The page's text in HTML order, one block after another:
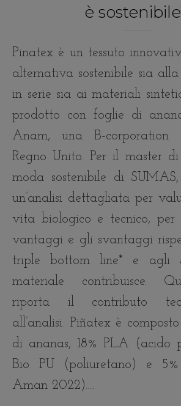
è
Pinatex è un tessuto innovativo creato come
alternativa sostenibile sia
in serie sia ai materiali
prodotto con foglie di
Anam, una B-corporation
Regno Unito. Per il master
moda sostenibile di
un’analisi dettagliata per
vita biologico e tecnico, per
vantaggi e gli svantaggi
triple bottom line* e agli
materiale contribuisce.
riporta il contributo
all’analisi. Piñatex è
di ananas, 18% PLA (acido
Bio PU (poliuretano) e
Aman 2022).…